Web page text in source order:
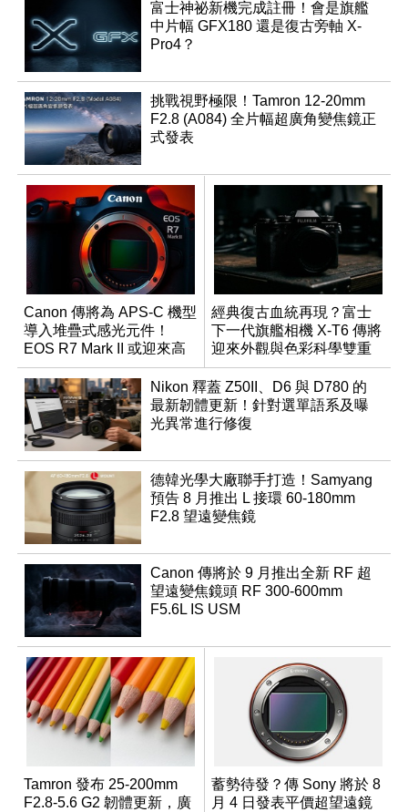
富士神祕新機完成註冊！會是旗艦
中片幅 GFX180 還是復古旁軸 X-
Pro4？
挑戰視野極限！Tamron 12-20mm
F2.8 (A084) 全片幅超廣角變焦鏡正
式發表
Canon 傳將為 APS-C 機型
導入堆疊式感光元件！
EOS R7 Mark II 或迎來高
速讀出升級
經典復古血統再現？富士
下一代旗艦相機 X-T6 傳將
迎來外觀與色彩科學雙重
優化
Nikon 釋蓋 Z50II、D6 與 D780 的
最新韌體更新！針對選單語系及曝
光異常進行修復
德韓光學大廠聯手打造！Samyang
預告 8 月推出 L 接環 60-180mm
F2.8 望遠變焦鏡
Canon 傳將於 9 月推出全新 RF 超
望遠變焦鏡頭 RF 300-600mm
F5.6L IS USM
Tamron 發布 25-200mm
F2.8-5.6 G2 韌體更新，廣
蓄勢待發？傳 Sony 將於 8
月 4 日發表平價超望遠鏡